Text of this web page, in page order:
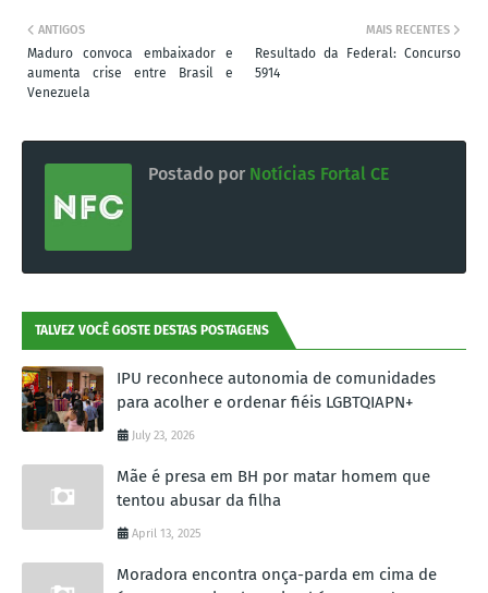
MAIS RECENTES
Resultado da Federal: Concurso
5914
ANTIGOS
Maduro convoca embaixador e
aumenta crise entre Brasil e
Venezuela
Postado por Notícias Fortal CE
TALVEZ VOCÊ GOSTE DESTAS POSTAGENS
IPU reconhece autonomia de comunidades
para acolher e ordenar fiéis LGBTQIAPN+
July 23, 2026
Mãe é presa em BH por matar homem que
tentou abusar da filha
April 13, 2025
Moradora encontra onça-parda em cima de